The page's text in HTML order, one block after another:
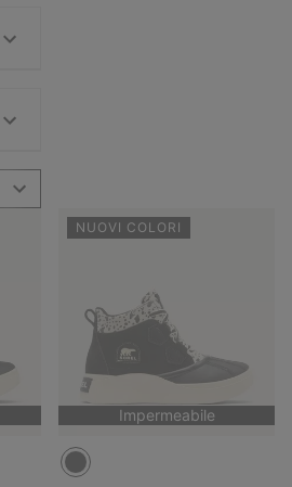
NUOVI COLORI
Impermeabile